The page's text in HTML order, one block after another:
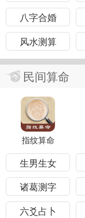
八字合婚
风水测算
民间算命
指纹算命
生男生女
诸葛测字
六爻占卜